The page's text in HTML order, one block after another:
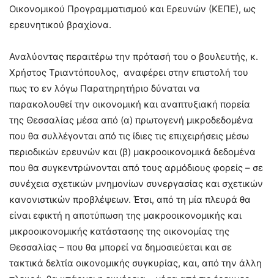
Οικονομικού Προγραμματισμού και Ερευνών (ΚΕΠΕ), ως
ερευνητικού βραχίονα.
Αναλύοντας περαιτέρω την πρότασή του ο βουλευτής, κ.
Χρήστος Τριαντόπουλος, αναφέρει στην επιστολή του
πως το εν λόγω Παρατηρητήριο δύναται να
παρακολουθεί την οικονομική και αναπτυξιακή πορεία
της Θεσσαλίας μέσα από (α) πρωτογενή μικροδεδομένα
που θα συλλέγονται από τις ίδιες τις επιχειρήσεις μέσω
περιοδικών ερευνών και (β) μακροοικονομικά δεδομένα
που θα συγκεντρώνονται από τους αρμόδιους φορείς – σε
συνέχεια σχετικών μνημονίων συνεργασίας και σχετικών
κανονιστικών προβλέψεων. Έτσι, από τη μία πλευρά θα
είναι εφικτή η αποτύπωση της μακροοικονομικής και
μικροοικονομικής κατάστασης της οικονομίας της
Θεσσαλίας – που θα μπορεί να δημοσιεύεται και σε
τακτικά δελτία οικονομικής συγκυρίας, και, από την άλλη